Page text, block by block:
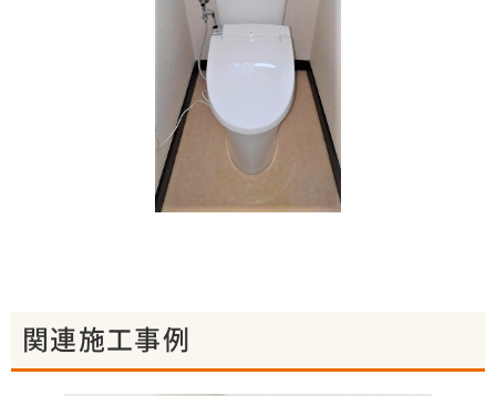
関連施工事例